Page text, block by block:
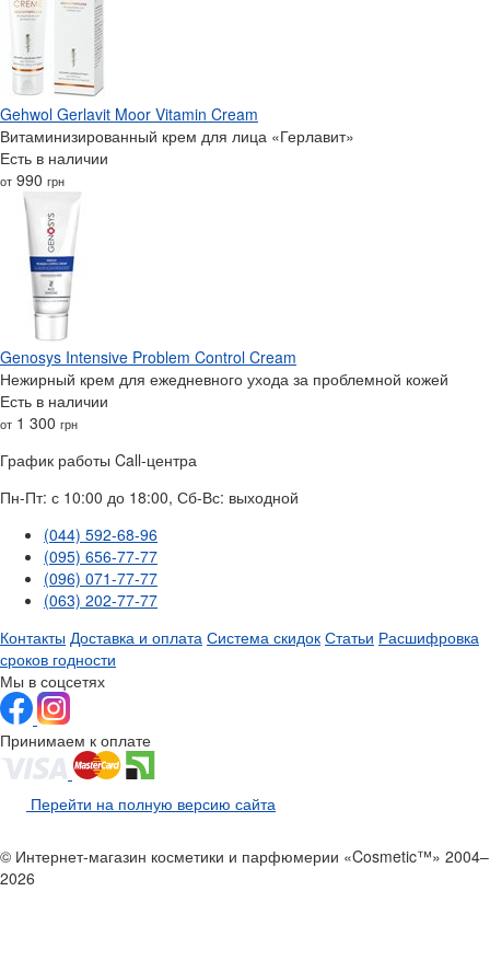
Gehwol Gerlavit Moor Vitamin Cream
Витаминизированный крем для лица «Герлавит»
Есть в наличии
от 990 грн
Genosys Intensive Problem Control Cream
Нежирный крем для ежедневного ухода за проблемной кожей
Есть в наличии
от 1 300 грн
График работы Call-центра
Пн-Пт: с 10:00 до 18:00, Сб-Вс: выходной
(044) 592-68-96
(095) 656-77-77
(096) 071-77-77
(063) 202-77-77
Контакты Доставка и оплата Система скидок Статьи Расшифровка
сроков годности
Мы в соцсетях
Принимаем к оплате
Перейти на полную версию сайта
© Интернет-магазин косметики и парфюмерии «Cosmetic™» 2004–
2026